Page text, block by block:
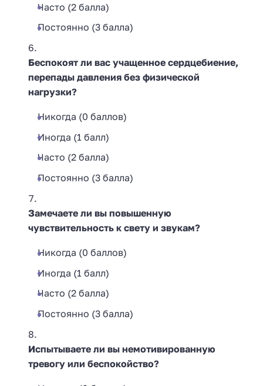
Часто (2 балла)
Постоянно (3 балла)
Беспокоят ли вас учащенное сердцебиение,
перепады давления без физической
нагрузки?
Никогда (0 баллов)
Иногда (1 балл)
Часто (2 балла)
Постоянно (3 балла)
Замечаете ли вы повышенную
чувствительность к свету и звукам?
Никогда (0 баллов)
Иногда (1 балл)
Часто (2 балла)
Постоянно (3 балла)
Испытываете ли вы немотивированную
тревогу или беспокойство?